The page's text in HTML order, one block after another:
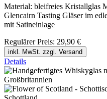
Material: bleifreies Kristallglas
Glencairn Tasting Gläser im
mit Satineinlage
Regulärer Preis: 29,90 €
inkl. MwSt. zzgl. Versand
Details